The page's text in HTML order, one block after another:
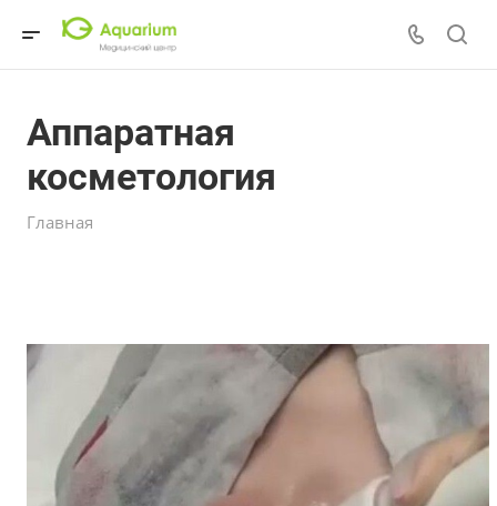
Аппаратная
косметология
Главная